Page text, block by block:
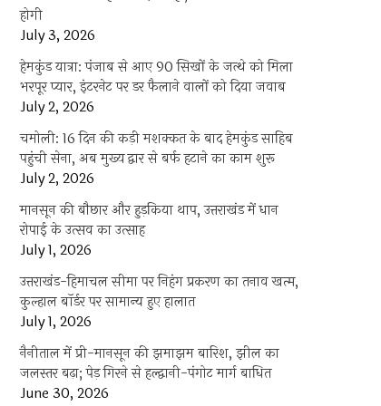
होगी
July 3, 2026
हेमकुंड यात्रा: पंजाब से आए 90 सिखों के जत्थे को मिला
भरपूर प्यार, इंटरनेट पर डर फैलाने वालों को दिया जवाब
July 2, 2026
चमोली: 16 दिन की कड़ी मशक्कत के बाद हेमकुंड साहिब
पहुंची सेना, अब मुख्य द्वार से बर्फ हटाने का काम शुरू
July 2, 2026
मानसून की बौछार और हुड़किया थाप, उत्तराखंड में धान
रोपाई के उत्सव का उत्साह
July 1, 2026
उत्तराखंड-हिमाचल सीमा पर निहंग प्रकरण का तनाव खत्म,
कुल्हाल बॉर्डर पर सामान्य हुए हालात
July 1, 2026
नैनीताल में प्री-मानसून की झमाझम बारिश, झील का
जलस्तर बढ़ा; पेड़ गिरने से हल्द्वानी-पंगोट मार्ग बाधित
June 30, 2026